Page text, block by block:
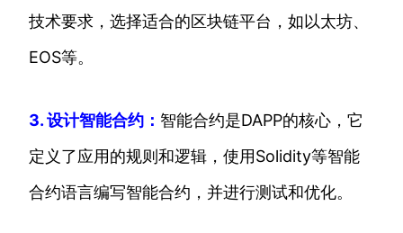
技术要求，选择适合的区块链平台，如以太坊、
EOS等。
3. 设计智能合约： 智能合约是DAPP的核心，它
定义了应用的规则和逻辑，使用Solidity等智能
合约语言编写智能合约，并进行测试和优化。